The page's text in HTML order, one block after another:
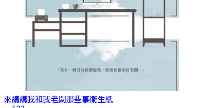
來講講我和我老闆那些事衛生紙